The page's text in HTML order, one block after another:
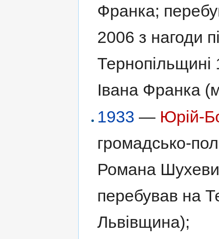
Франка;
2006 з нагоди
Тернопільщині
Івана Франка
1933 — Юрій-
громадсько-
Романа
перебував на
Львівщина);